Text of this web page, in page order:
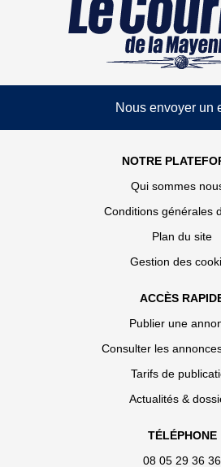
Nous envoyer un
NOTRE
Qui sommes
Conditions générales
Plan du site
Gestion des
ACCÈS
Publier une
Consulter les
Tarifs de
Actualités &
TÉLÉPHONE
08 05 29 36 36